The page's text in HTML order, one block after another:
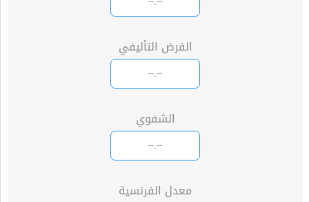
الفرض التأليفي
الشفوي
معدل الفرنسية